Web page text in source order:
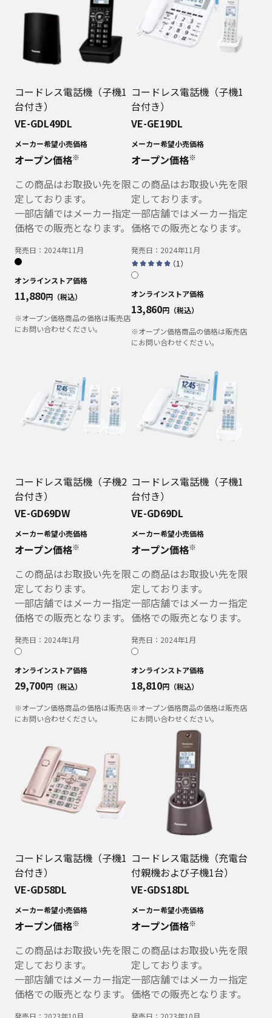
コードレス電話機（子機1
台付き）
VE-GDL49DL
メーカー希望小売価格
オープン価格※
この商品はお取扱い先を限
定しております。
一部店舗ではメーカー指定
価格での販売となります。
発売日： 2024年11月
オンラインストア価格
11,880円（税込）
※オープン価格商品の価格は販売店
にお問い合わせください。
コードレス電話機（子機1
台付き）
VE-GE19DL
メーカー希望小売価格
オープン価格※
この商品はお取扱い先を限
定しております。
一部店舗ではメーカー指定
価格での販売となります。
発売日： 2024年11月
（1 ）
オンラインストア価格
13,860円（税込）
※オープン価格商品の価格は販売店
にお問い合わせください。
コードレス電話機（子機2
台付き）
VE-GD69DW
メーカー希望小売価格
オープン価格※
この商品はお取扱い先を限
定しております。
一部店舗ではメーカー指定
価格での販売となります。
発売日： 2024年1月
オンラインストア価格
29,700円（税込）
※オープン価格商品の価格は販売店
にお問い合わせください。
コードレス電話機（子機1
台付き）
VE-GD69DL
メーカー希望小売価格
オープン価格※
この商品はお取扱い先を限
定しております。
一部店舗ではメーカー指定
価格での販売となります。
発売日： 2024年1月
オンラインストア価格
18,810円（税込）
※オープン価格商品の価格は販売店
にお問い合わせください。
コードレス電話機（子機1
台付き）
VE-GD58DL
メーカー希望小売価格
オープン価格※
この商品はお取扱い先を限
定しております。
一部店舗ではメーカー指定
価格での販売となります。
発売日： 2023年10月
コードレス電話機（充電台
付親機および子機1台）
VE-GDS18DL
メーカー希望小売価格
オープン価格※
この商品はお取扱い先を限
定しております。
一部店舗ではメーカー指定
価格での販売となります。
発売日： 2023年10月